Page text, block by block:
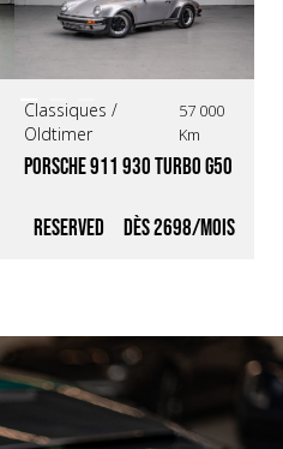
Classiques /
Oldtimer
57 000
Km
Porsche 911 930 Turbo G50
Restauration complète*
Reserved 2698